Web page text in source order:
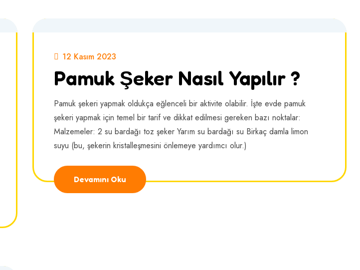
12 Kasım 2023
Pamuk Şeker Nasıl Yapılır ?
Pamuk şekeri yapmak oldukça eğlenceli bir aktivite olabilir. İşte evde pamuk
şekeri yapmak için temel bir tarif ve dikkat edilmesi gereken bazı noktalar:
Malzemeler: 2 su bardağı toz şeker Yarım su bardağı su Birkaç damla limon
suyu (bu, şekerin kristalleşmesini önlemeye yardımcı olur.)
Devamını Oku